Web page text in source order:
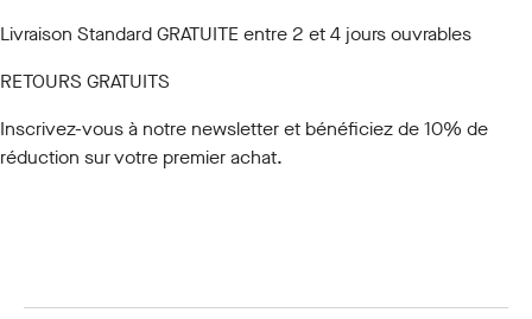
Livraison Standard GRATUITE entre 2 et 4 jours ouvrables
RETOURS GRATUITS
Inscrivez-vous à notre newsletteret bénéficiez de 10% de
réduction sur votre premier achat.